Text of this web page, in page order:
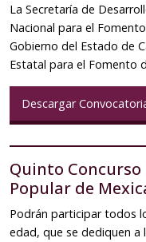
La Secretaría de
Nacional para el
Gobierno del Estado de
Estatal para el Fomento
Descargar
Quinto
Popular de
Podrán participar todos
edad, que se dediquen a